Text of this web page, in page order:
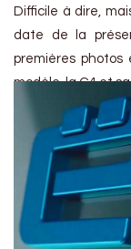
Difficile à dire,
date de la
premières photos
modèle, la C4 et